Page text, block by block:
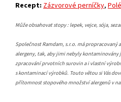
Recept: Zázvorové perníčky,
Může obsahovat stopy : lepek, vejce, sója,
Společnost Ramdam, s.r.o. má propracovaný
alergeny, tak, aby jimi nebyly
zpracování prvotních surovin a i vlastní
s kontaminací výrobků. Touto větou si Vás
přítomnost stopového množství alergenů v